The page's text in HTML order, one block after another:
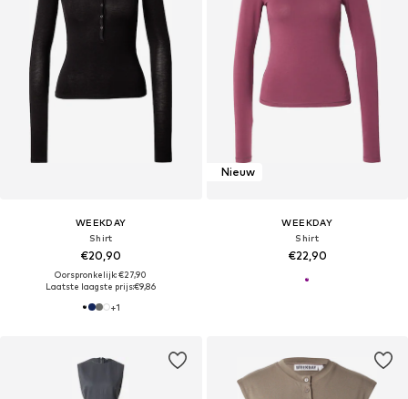
WEEKDAY
Shirt
€20,90
Oorspronkelijk: €27,90
Laatste laagste prijs:€9,86
+1
Nieuw
WEEKDAY
Shirt
€22,90